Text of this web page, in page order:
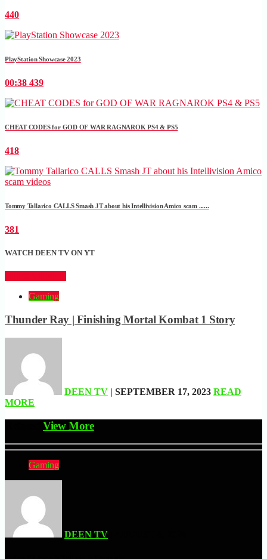
440
PlayStation Showcase 2023
00:38 439
CHEAT CODES for GOD OF WAR RAGNAROK PS4 & PS5
418
Tommy Tallarico CALLS Smash JT about his Intellivision Amico scam ......
381
WATCH DEEN TV ON YT
Gaming
Thunder Ray | Finishing Mortal Kombat 1 Story
DEEN TV | SEPTEMBER 17, 2023 READ
MORE
RelatedView More
Gaming
DEEN TV